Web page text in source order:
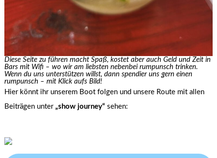
Diese Seite zu führen macht Spaß, kostet aber auch Geld und Zeit in
Bars mit Wifi – wo wir am liebsten nebenbei rumpunsch trinken.
Wenn du uns unterstützen willst, dann spendier uns gern einen
rumpunsch – mit Klick aufs Bild!
Hier könnt ihr unserem Boot folgen und unsere Route mit allen
Beiträgen unter„show journey“ sehen: